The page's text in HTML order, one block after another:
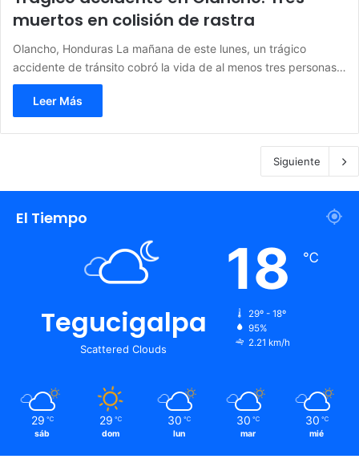
muertos en colisión de rastra
Olancho, Honduras La mañana de este lunes, un trágico
accidente de tránsito cobró la vida de al menos tres personas…
Leer Más
Siguiente
El Tiempo
Tegucigalpa
Scattered Clouds
18 ℃
29º - 18º
95%
2.21 km/h
29 ℃
sáb
29 ℃
dom
30 ℃
lun
30 ℃
mar
30 ℃
mié